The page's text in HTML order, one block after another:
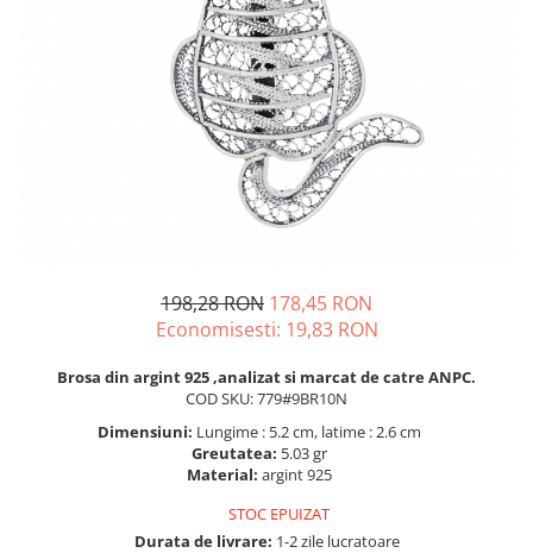
BRATARA TIP ROZARIU
LANTURI TIP ROZARIU
198,28 RON 178,45 RON
Economisesti: 19,83 RON
Brosa din argint 925 ,analizat si marcat de catre ANPC.
COD SKU: 779#9BR10N
Dimensiuni: Lungime : 5.2 cm, latime : 2.6 cm
Greutatea: 5.03 gr
Material: argint 925
STOC EPUIZAT
Durata de livrare: 1-2 zile lucratoare